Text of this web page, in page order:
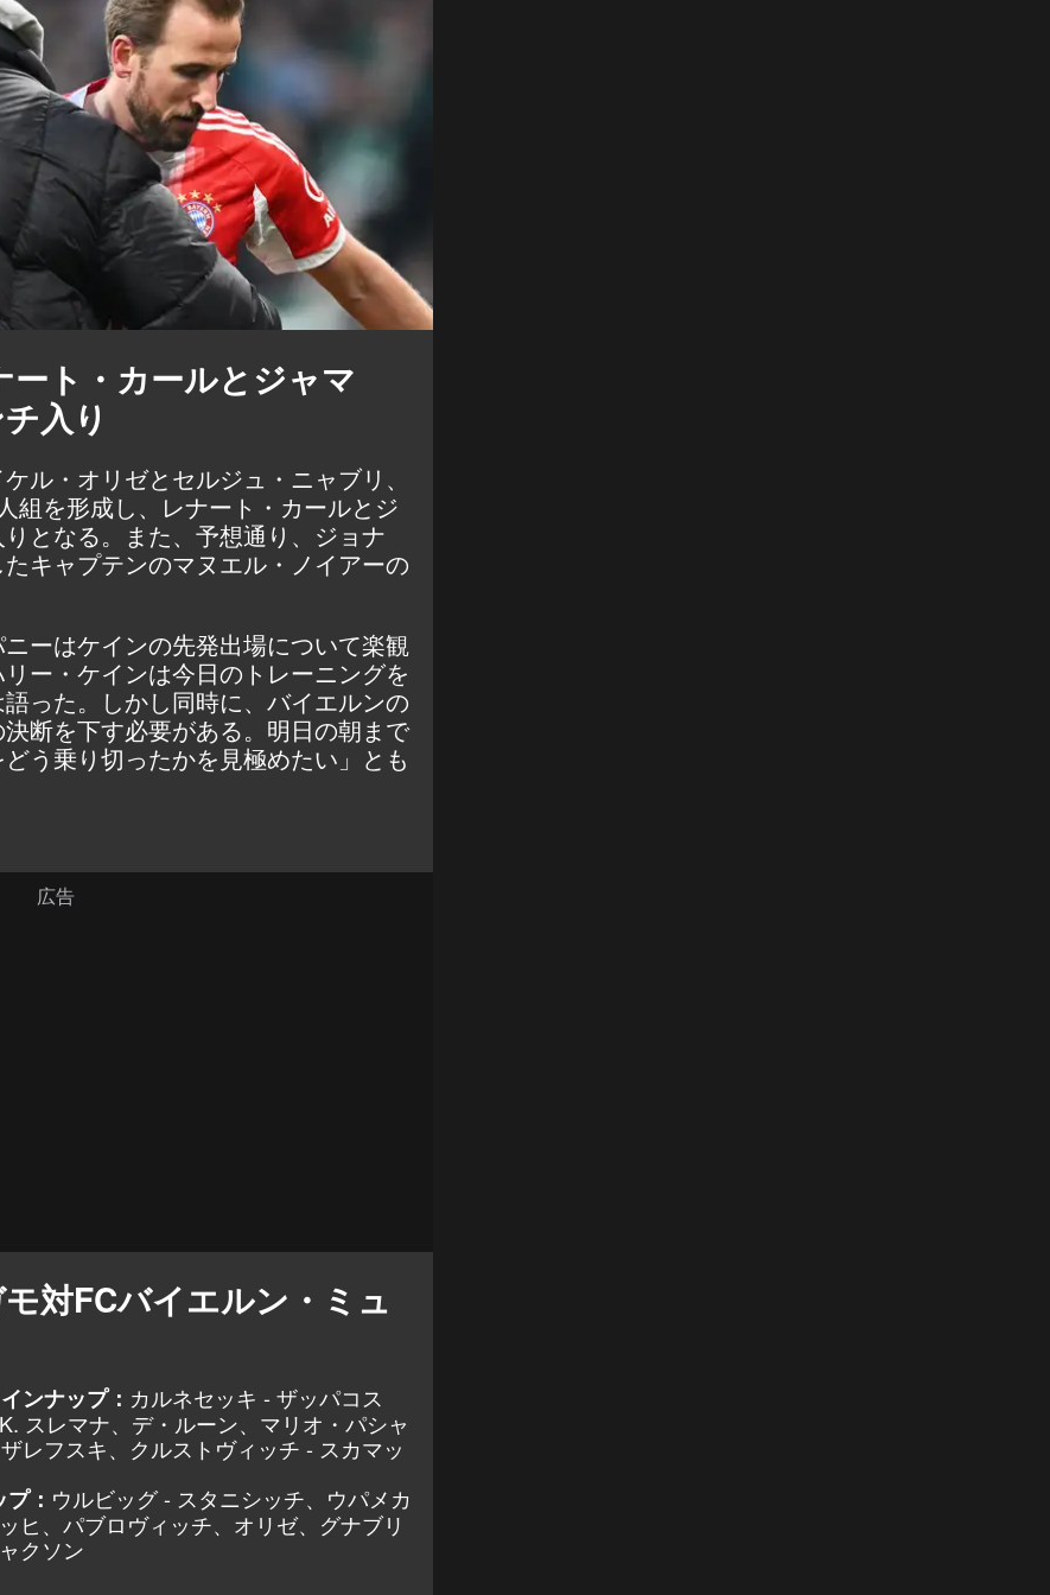
ト・カールとジャマ
入り
ル・オリゼとセルジュ・ニャブリ、
組を形成し、レナート・カールとジ
となる。また、予想通り、ジョナ
キャプテンのマヌエル・ノイアーの
ーはケインの先発出場について楽観
リー・ケインは今日のトレーニングを
った。しかし同時に、バイエルンの
断を下す必要がある。明日の朝まで
う乗り切ったかを見極めたい」とも
対FCバイエルン・ミュ
ンナップ： カルネセッキ - ザッパコス
スレマナ、デ・ルーン、マリオ・パシャ
レフスキ、クルストヴィッチ - スカマッ
： ウルビッグ - スタニシッチ、ウパメカ
ヒ、パブロヴィッチ、オリゼ、グナブリ
クソン